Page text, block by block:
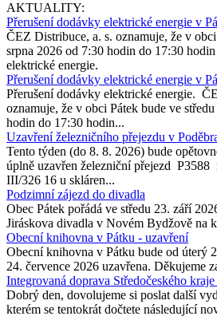
AKTUALITY:
Přerušení dodávky elektrické energie v
ČEZ Distribuce, a. s. oznamuje, že v
srpna 2026 od 7:30 hodin do 17:30
elektrické energie.
Přerušení dodávky elektrické energie v
Přerušení dodávky elektrické energie.
oznamuje, že v obci Pátek bude ve
hodin do 17:30 hodin...
Uzavření železničního přejezdu v
Tento týden (do 8. 8. 2026) bude
úplně uzavřen železniční přejezd P3588
III/326 16 u skláren...
Podzimní zájezd do divadla
Obec Pátek pořádá ve středu 23. září
Jiráskova divadla v Novém Bydžově na
Obecní knihovna v Pátku - uzavření
Obecní knihovna v Pátku bude od úterý
24. července 2026 uzavřena. Děkujeme
Integrovaná doprava Středočeského
Dobrý den, dovolujeme si poslat další
kterém se tentokrát dočtete následující